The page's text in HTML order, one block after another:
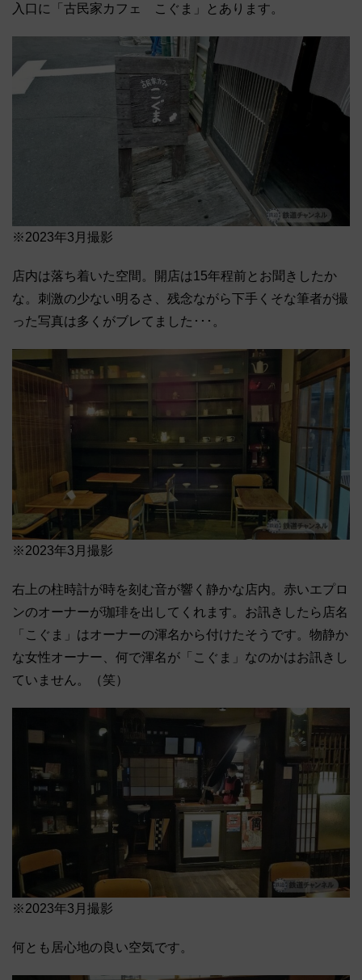
入口に「古民家カフェ こぐま」とあります。
※2023年3月撮影
店内は落ち着いた空間。開店は15年程前とお聞きしたか
な。刺激の少ない明るさ、残念ながら下手くそな筆者が撮
った写真は多くがブレてました･･･。
※2023年3月撮影
右上の柱時計が時を刻む音が響く静かな店内。赤いエプロ
ンのオーナーが珈琲を出してくれます。お訊きしたら店名
「こぐま」はオーナーの渾名から付けたそうです。物静か
な女性オーナー、何で渾名が「こぐま」なのかはお訊きし
ていません。（笑）
※2023年3月撮影
何とも居心地の良い空気です。